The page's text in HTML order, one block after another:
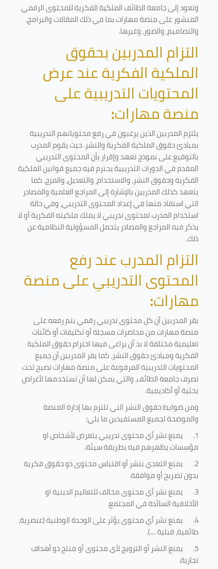
وتعود إلى جامعة الطائف الملكية الفكرية للمحتوى الرقمي
المنشور على منصة مهارات بما في ذلك المقالات والبرامج،
والتصاميم، والصور، وغيرها.
التزام المدربين بحقوق
الملكية الفكرية عند عرض
المحتويات التدريبية على
منصة مهارات:
يلتزم المدربين الذين يرغبون في رفع محتوياتهم التدريبية
بمبادئ حقوق الملكية الفكرية والنشر. حيث يقوم المدرب
بالتوقيع على نموذج تعهد وإقرار بأن المحتوى التدريبي
المقدم في الدورات التدريبية يحترم فيه جميع قوانين الملكية
الفكرية وحقوق النشر، والاستخدام، والتعديل، والمزج. كما
يتعهد كذلك المدربين بالإشارة إلى المراجع العلمية والمصادر
التي استفاد منها في إعداد المحتوى التدريبي، وفي حالة
استخدام المدرب لمحتوى تدريبي لا يملك ملكيته الفكرية أو لا
يذكر فيه المراجع والمصادر يتحمل المسؤولية النظامية عن
ذلك.
التزام المدرب عند رفع
المحتوى التدريبي على منصة
مهارات:
يقر المدربين أن كل محتوى تدريبي رقمي يتم رفعه على
منصة مهارات من محاضرات مسجلة أو تكليفات أو كائنات
تعليمية مختلفة لا بد أن يراعى فيها احترام حقوق الملكية
الفكرية ومبادئ حقوق النشر، كما يقر المدربين أن جميع
المحتويات التدريبية المرفوعة على منصة مهارات تصبح تحت
تصرف جامعة الطائف، والتي يمكن لها أن تستخدمها لأغراض
بحثية أو أكاديمية.
ومن ضوابط حقوق النشر التي تلتزم بها إدارة المنصة
والموضحة لجميع المستفيدين ما يلي:
1.
يمنع نشر أي محتوى تدريبي يتعرض لأشخاص او
مؤسسات يظهرهم فيه بطريقة سيئة.
2.
يمنع التعدي بنشر أو اقتباس محتوى ذو حقوق فكرية
بدون تصريح أو موافقة.
3.
يمنع نشر أي محتوى مخالف للتعاليم الدينية او
الأخلاقية السائدة في المجتمع.
4.
يمنع نشر أي محتوى يؤثر على الوحدة الوطنية (عنصرية،
طائفية، قبلية ....).
5.
يمنع النشر أو الترويج لأي محتوى أو منتج ذو أهداف
تجارية.